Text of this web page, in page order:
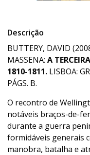
Descrição
BUTTERY, DAVID
MASSENA: A
1810-1811. LISBOA:
PÁGS. B.
O recontro de
notáveis braços-de-
durante a guerra
formidáveis generais
manobra, batalha e